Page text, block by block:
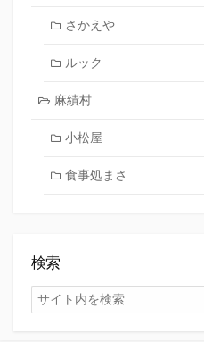
さかえや
ルック
麻績村
小松屋
食事処まさ
検索
検
索